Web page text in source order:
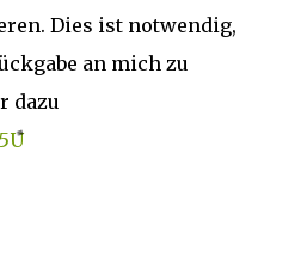
Dies ist notwendig,
an mich zu
dazu